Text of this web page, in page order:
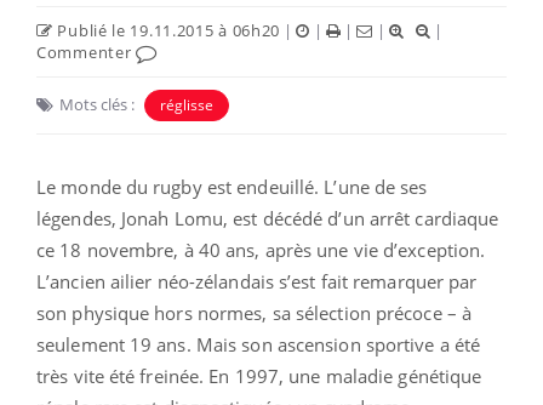
Publié le 19.11.2015 à 06h20 | | | |
|
Commenter
Mots clés : réglisse
Le monde du rugby est endeuillé. L’une de ses
légendes, Jonah Lomu, est décédé d’un arrêt cardiaque
ce 18 novembre, à 40 ans, après une vie d’exception.
L’ancien ailier néo-zélandais s’est fait remarquer par
son physique hors normes, sa sélection précoce – à
seulement 19 ans. Mais son ascension sportive a été
très vite été freinée. En 1997, une maladie génétique